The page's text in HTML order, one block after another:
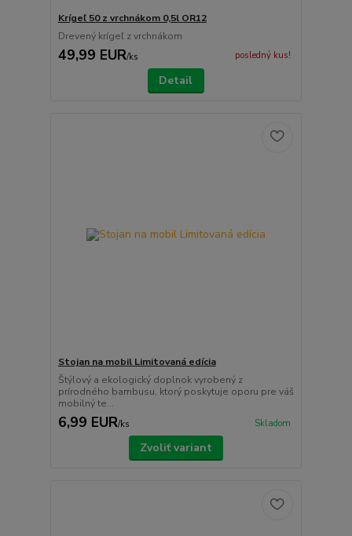
Krígeľ 50 z vrchnákom 0,5l OR12
Drevený krígeľ z vrchnákom
49,99 EUR/ks posledný kus!
Detail
Stojan na mobil Limitovaná edícia
Štýlový a ekologický doplnok vyrobený z
prírodného bambusu, ktorý poskytuje oporu pre váš
mobilný te...
6,99 EUR/ks Skladom
Zvoliť variant